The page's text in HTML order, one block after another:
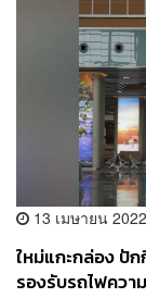
13 เมษายน 2022
ใหม่แกะกล่อง ปั
รองรับรถไฟควา